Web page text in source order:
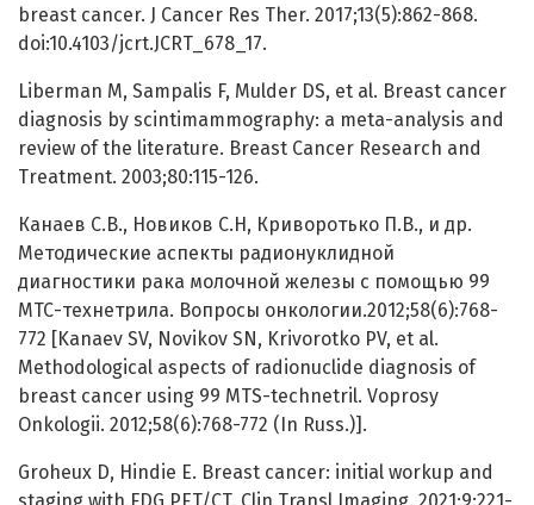
breast cancer. J Cancer Res Ther. 2017;13(5):862-868.
doi:10.4103/jcrt.JCRT_678_17.
Liberman M, Sampalis F, Mulder DS, et al. Breast cancer
diagnosis by scintimammography: a meta-analysis and
review of the literature. Breast Cancer Research and
Treatment. 2003;80:115-126.
Канаев С.В., Новиков С.Н, Криворотько П.В., и др.
Методические аспекты радионуклидной
диагностики рака молочной железы с помощью 99
МТС-технетрила. Вопросы онкологии.2012;58(6):768-
772 [Kanaev SV, Novikov SN, Krivorotko PV, et al.
Methodological aspects of radionuclide diagnosis of
breast cancer using 99 MTS-technetril. Voprosy
Onkologii. 2012;58(6):768-772 (In Russ.)].
Groheux D, Hindie E. Breast cancer: initial workup and